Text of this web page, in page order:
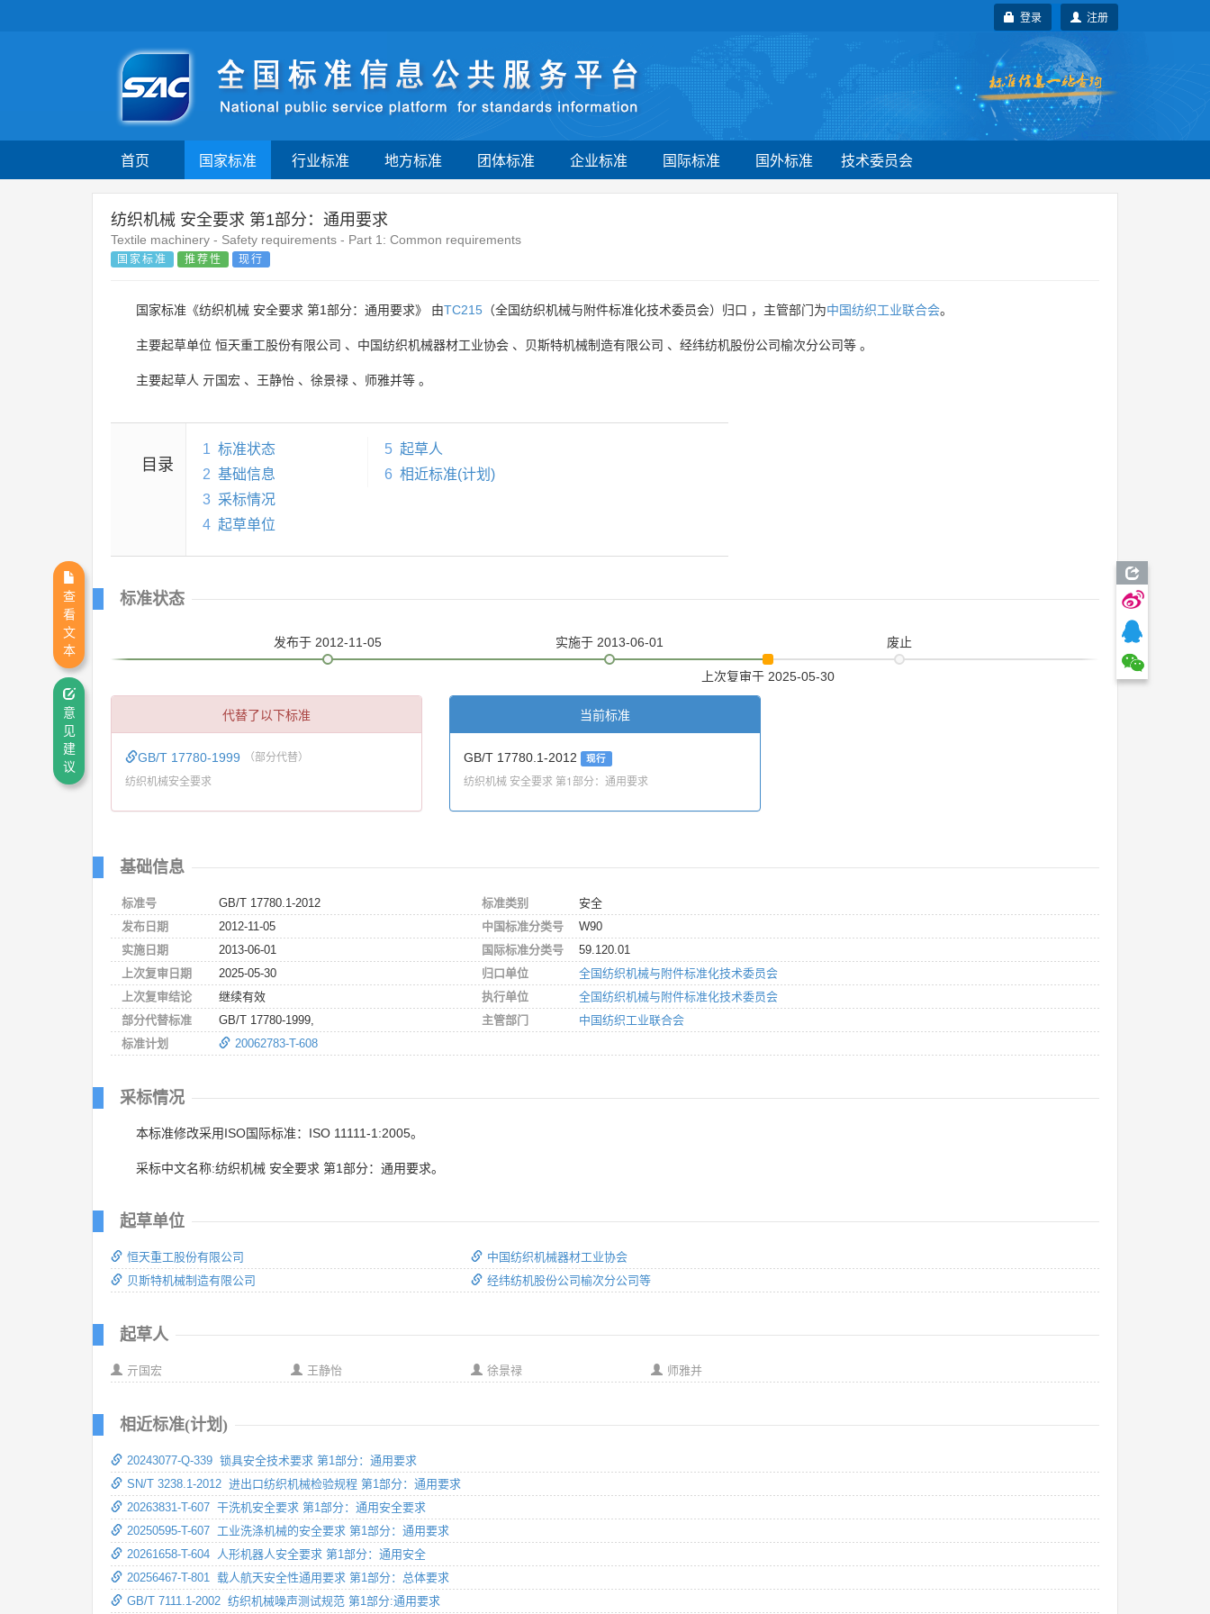
注册
登录
首页 国家标准 行业标准 地方标准 团体标准 企业标准 国际标准 国外标准 技术委员会
纺织机械 安全要求 第1部分：通用要求
Textile machinery - Safety requirements - Part 1: Common requirements
国家标准 推荐性 现行
国家标准《纺织机械 安全要求 第1部分：通用要求》 由TC215 （全国纺织机械与附件标准化技术委员会）归口 ，主管部门为中国纺织工业联合会。
主要起草单位 恒天重工股份有限公司 、 中国纺织机械器材工业协会 、 贝斯特机械制造有限公司 、 经纬纺机股份公司榆次分公司等 。
主要起草人 亓国宏 、 王静怡 、 徐景禄 、 师雅并等 。
目录
1 标准状态
2 基础信息
3 采标情况
4 起草单位
5 起草人
6 相近标准(计划)
标准状态
发布于 2012-11-05 实施于 2013-06-01
上次复审于 2025-05-30
废止
代替了以下标准
GB/T 17780-1999 （部分代替）
纺织机械安全要求
当前标准
GB/T 17780.1-2012 现行
纺织机械 安全要求 第1部分：通用要求
基础信息
标准号
GB/T 17780.1-2012
发布日期
2012-11-05
实施日期
2013-06-01
上次复审日期
2025-05-30
上次复审结论
继续有效
部分代替标准
GB/T 17780-1999,
标准计划
20062783-T-608
标准类别
安全
中国标准分类号
W90
国际标准分类号
59.120.01
归口单位
全国纺织机械与附件标准化技术委员会
执行单位
全国纺织机械与附件标准化技术委员会
主管部门
中国纺织工业联合会
采标情况
本标准修改采用ISO国际标准：ISO 11111-1:2005。
采标中文名称:纺织机械 安全要求 第1部分：通用要求。
起草单位
恒天重工股份有限公司
贝斯特机械制造有限公司
中国纺织机械器材工业协会
经纬纺机股份公司榆次分公司等
起草人
亓国宏 王静怡 徐景禄 师雅并
相近标准(计划)
20243077-Q-339 锁具安全技术要求 第1部分：通用要求
SN/T 3238.1-2012 进出口纺织机械检验规程 第1部分：通用要求
20263831-T-607 干洗机安全要求 第1部分：通用安全要求
20250595-T-607 工业洗涤机械的安全要求 第1部分：通用要求
20261658-T-604 人形机器人安全要求 第1部分：通用安全
20256467-T-801 载人航天安全性通用要求 第1部分：总体要求
GB/T 7111.1-2002 纺织机械噪声测试规范 第1部分:通用要求
查
看
文
本
意
见
建
议